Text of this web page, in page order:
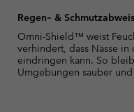
Regen‑ &
Omni-Shield™ weist
verhindert, dass Nässe
eindringen kann. So
Umgebungen sauber